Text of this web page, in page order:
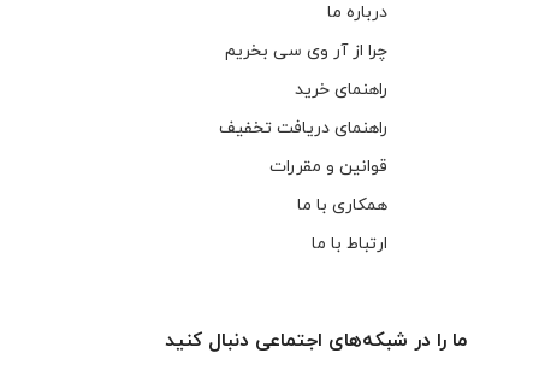
درباره ما
چرا از آر وی سی بخریم
راهنمای خرید
راهنمای دریافت تخفیف
قوانین و مقررات
همکاری با ما
ارتباط با ما
ما را در شبکه‌های اجتماعی دنبال کنید